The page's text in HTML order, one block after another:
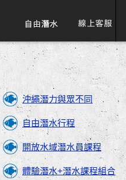
沖繩潛力與眾不同
自由潛水行程
開放水域潛水員課程
體驗潛水+潛水課程組合